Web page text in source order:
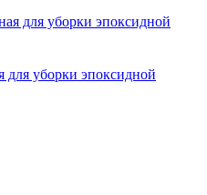
для уборки эпоксидной